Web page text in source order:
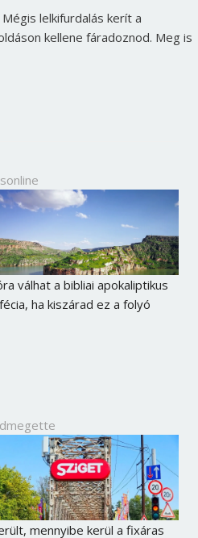
lelkifurdalás kerít a
kellene fáradoznod. Meg is
válhat a bibliai apokaliptikus
ha kiszárad ez a folyó
mennyibe kerül a fixáras